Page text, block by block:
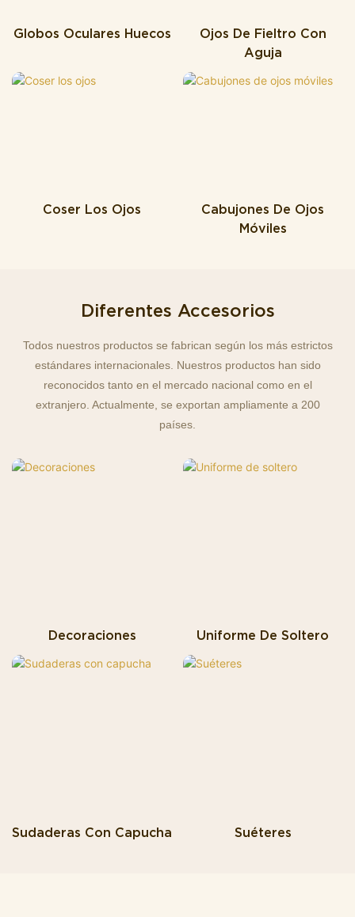
Globos Oculares Huecos
Ojos De Fieltro Con
Aguja
Coser Los Ojos
Cabujones De Ojos
Móviles
Diferentes Accesorios
Todos nuestros productos se fabrican según los más estrictos
estándares internacionales. Nuestros productos han sido
reconocidos tanto en el mercado nacional como en el
extranjero. Actualmente, se exportan ampliamente a 200
países.
Decoraciones Uniforme De Soltero
Sudaderas Con Capucha Suéteres